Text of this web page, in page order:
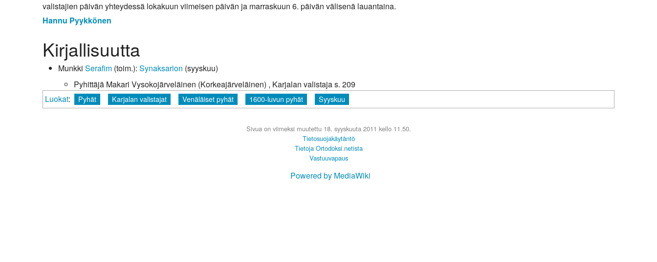
Pyhät ihmiset
Kirkkoon liittyminen
valistajien päivän yhteydessä lokakuun viimeisen päivän ja marraskuun 6. päivän välisenä lauantaina.
Hannu Pyykkönen
Kirjallisuutta
Munkki Serafim (toim.): Synaksarion (syyskuu)
Pyhittäjä Makari Vysokojärveläinen (Korkeajärveläinen) , Karjalan valistaja s. 209
Luokat: Pyhät Karjalan valistajat Venäläiset pyhät 1600-luvun pyhät Syyskuu
Sivua on viimeksi muutettu 18. syyskuuta 2011 kello 11.50.
Tietosuojakäytäntö
Tietoja Ortodoksi.netista
Vastuuvapaus
Powered by MediaWiki